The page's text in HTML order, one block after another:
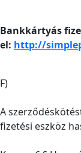
Bankkártyás
el: http://
F)
A
fizetési eszköz